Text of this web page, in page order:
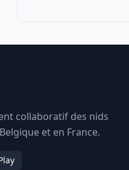
collaboratif des nids
et en France.